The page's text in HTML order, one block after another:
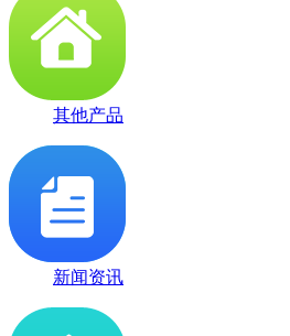
其他产品
新闻资讯